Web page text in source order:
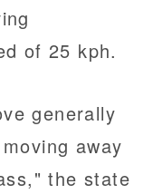
of 25 kph.
generally
away
the state